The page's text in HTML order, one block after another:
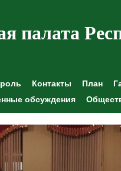
палата
Контакты План
обсуждения